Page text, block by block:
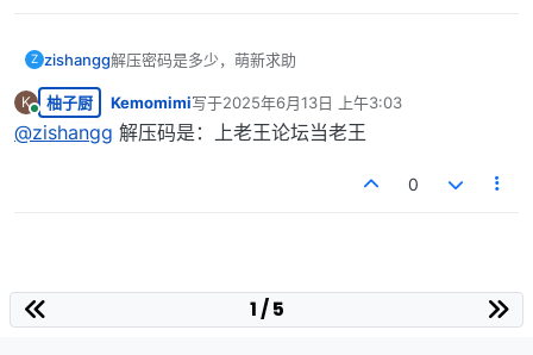
Z zishangg解压密码是多少，萌新求助
K
在线
柚子厨 Kemomimi写于2025年6月13日 上午3:03
最后由 编辑
@zishangg 解压码是：上老王论坛当老王
0
1 / 5